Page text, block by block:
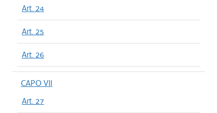
Art. 24
Art. 25
Art. 26
CAPO VII
Art. 27